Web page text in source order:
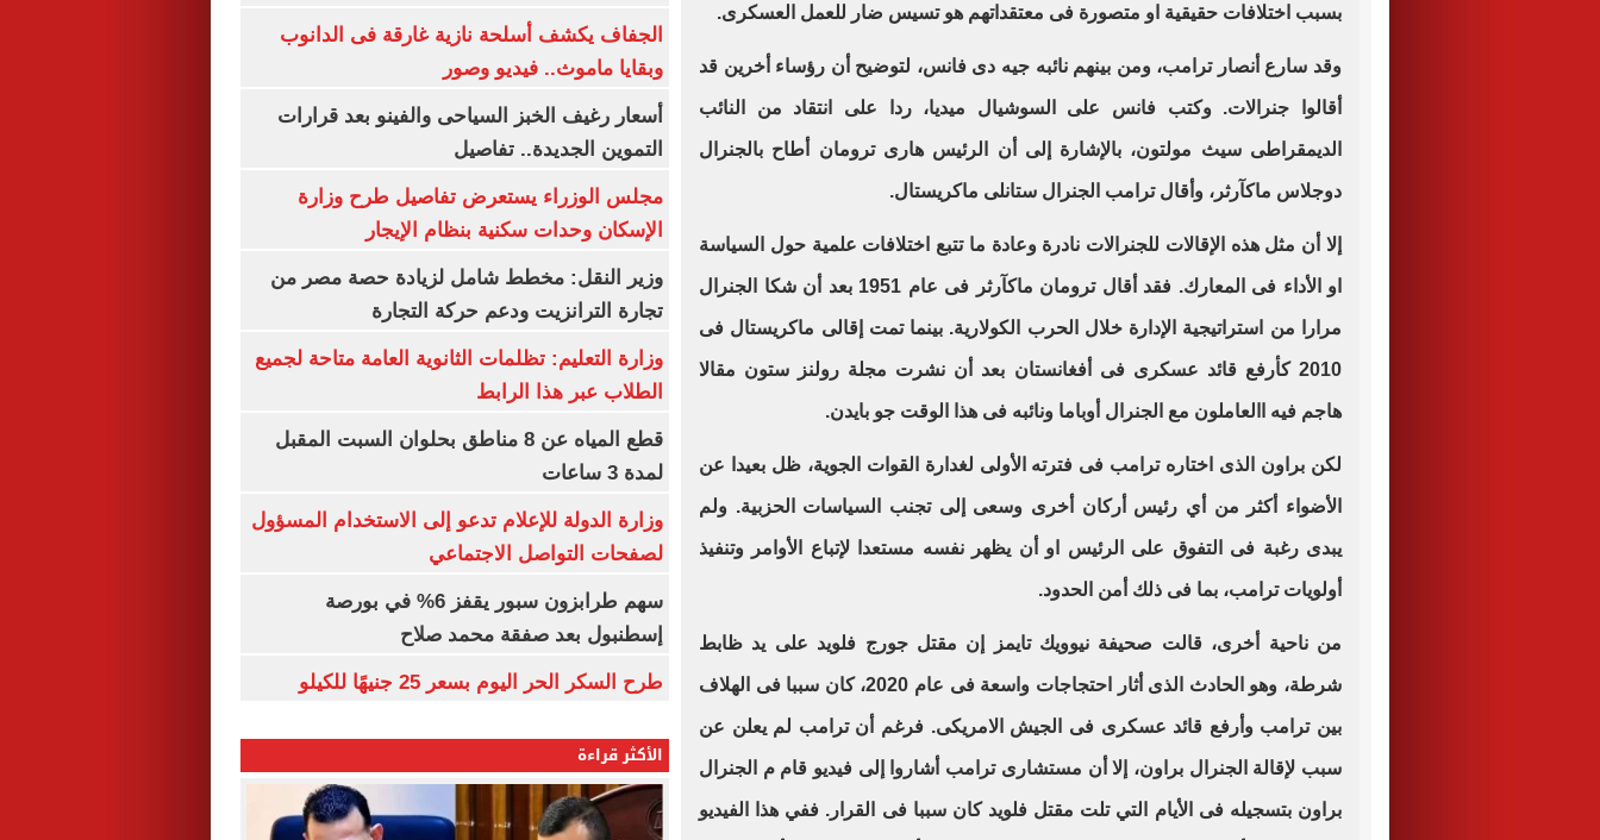
بسبب اختلافات حقيقية او متصورة فى معتقداتهم هو تسيس ضار للعمل العسكرى.
وقد سارع أنصار ترامب، ومن بينهم نائبه جيه دى فانس، لتوضيح أن رؤساء أخرين قد
أقالوا جنرالات. وكتب فانس على السوشيال ميديا، ردا على انتقاد من النائب
الديمقراطى سيث مولتون، بالإشارة إلى أن الرئيس هارى ترومان أطاح بالجنرال
دوجلاس ماكآرثر، وأقال ترامب الجنرال ستانلى ماكريستال.
إلا أن مثل هذه الإقالات للجنرالات نادرة وعادة ما تتبع اختلافات علمية حول السياسة
او الأداء فى المعارك. فقد أقال ترومان ماكآرثر فى عام 1951 بعد أن شكا الجنرال
مرارا من استراتيجية الإدارة خلال الحرب الكولارية. بينما تمت إقالى ماكريستال فى
2010 كأرفع قائد عسكرى فى أفغانستان بعد أن نشرت مجلة رولنز ستون مقالا
هاجم فيه االعاملون مع الجنرال أوباما ونائبه فى هذا الوقت جو بايدن.
لكن براون الذى اختاره ترامب فى فترته الأولى لغدارة القوات الجوية، ظل بعيدا عن
الأضواء أكثر من أي رئيس أركان أخرى وسعى إلى تجنب السياسات الحزبية. ولم
يبدى رغبة فى التفوق على الرئيس او أن يظهر نفسه مستعدا لإتباع الأوامر وتنفيذ
أولويات ترامب، بما فى ذلك أمن الحدود.
من ناحية أخرى، قالت صحيفة نيوويك تايمز إن مقتل جورج فلويد على يد ظابط
شرطة، وهو الحادث الذى أثار احتجاجات واسعة فى عام 2020، كان سببا فى الهلاف
بين ترامب وأرفع قائد عسكرى فى الجيش الامريكى. فرغم أن ترامب لم يعلن عن
سبب لإقالة الجنرال براون، إلا أن مستشارى ترامب أشاروا إلى فيديو قام م الجنرال
براون بتسجيله فى الأيام التي تلت مقتل فلويد كان سببا فى القرار. ففي هذا الفيديو
الجفاف يكشف أسلحة نازية غارقة فى الدانوب
وبقايا ماموث.. فيديو وصور
أسعار رغيف الخبز السياحى والفينو بعد قرارات
التموين الجديدة.. تفاصيل
مجلس الوزراء يستعرض تفاصيل طرح وزارة
الإسكان وحدات سكنية بنظام الإيجار
وزير النقل: مخطط شامل لزيادة حصة مصر من
تجارة الترانزيت ودعم حركة التجارة
وزارة التعليم: تظلمات الثانوية العامة متاحة لجميع
الطلاب عبر هذا الرابط
قطع المياه عن 8 مناطق بحلوان السبت المقبل
لمدة 3 ساعات
وزارة الدولة للإعلام تدعو إلى الاستخدام المسؤول
لصفحات التواصل الاجتماعي
سهم طرابزون سبور يقفز 6% في بورصة
إسطنبول بعد صفقة محمد صلاح
طرح السكر الحر اليوم بسعر 25 جنيهًا للكيلو
الأكثر قراءة